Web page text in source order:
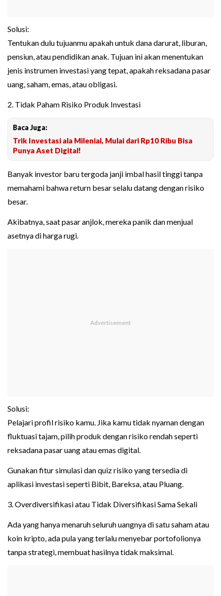
Solusi:
Tentukan dulu tujuanmu apakah untuk dana darurat, liburan,
pensiun, atau pendidikan anak. Tujuan ini akan menentukan
jenis instrumen investasi yang tepat, apakah reksadana pasar
uang, saham, emas, atau obligasi.
2. Tidak Paham Risiko Produk Investasi
Baca Juga:
Trik Investasi ala Milenial, Mulai dari Rp10 Ribu Bisa
Punya Aset Digital!
Banyak investor baru tergoda janji imbal hasil tinggi tanpa
memahami bahwa return besar selalu datang dengan risiko
besar.
Akibatnya, saat pasar anjlok, mereka panik dan menjual
asetnya di harga rugi.
Solusi:
Pelajari profil risiko kamu. Jika kamu tidak nyaman dengan
fluktuasi tajam, pilih produk dengan risiko rendah seperti
reksadana pasar uang atau emas digital.
Gunakan fitur simulasi dan quiz risiko yang tersedia di
aplikasi investasi seperti Bibit, Bareksa, atau Pluang.
3. Overdiversifikasi atau Tidak Diversifikasi Sama Sekali
Ada yang hanya menaruh seluruh uangnya di satu saham atau
koin kripto, ada pula yang terlalu menyebar portofolionya
tanpa strategi, membuat hasilnya tidak maksimal.